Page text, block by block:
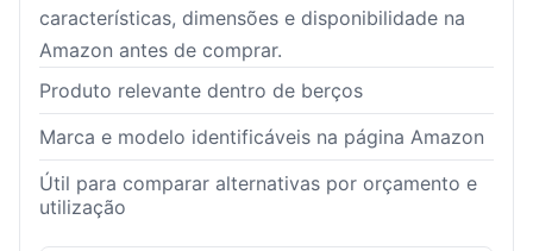
características, dimensões e disponibilidade na
Amazon antes de comprar.
Produto relevante dentro de berços
Marca e modelo identificáveis na página Amazon
Útil para comparar alternativas por orçamento e
utilização